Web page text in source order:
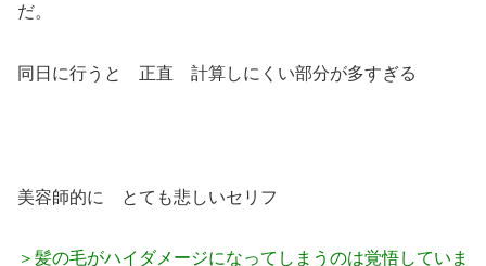
だ。
同日に行うと 正直 計算しにくい部分が多すぎる
美容師的に とても悲しいセリフ
＞髪の毛がハイダメージになってしまうのは覚悟していま